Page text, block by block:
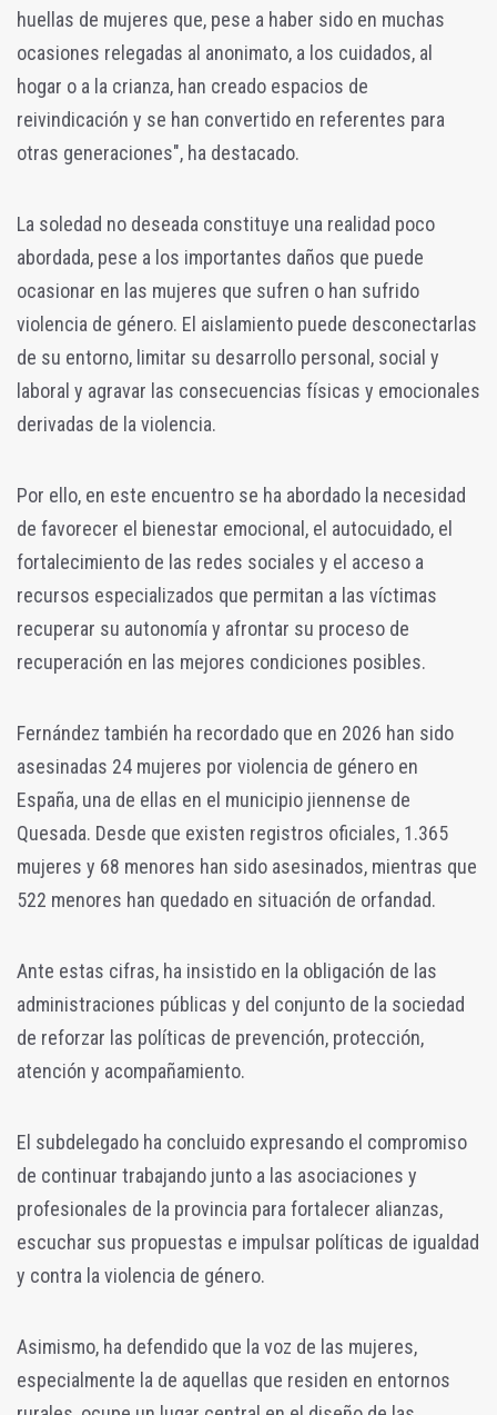
huellas de mujeres que, pese a haber sido en muchas
ocasiones relegadas al anonimato, a los cuidados, al
hogar o a la crianza, han creado espacios de
reivindicación y se han convertido en referentes para
otras generaciones", ha destacado.
La soledad no deseada constituye una realidad poco
abordada, pese a los importantes daños que puede
ocasionar en las mujeres que sufren o han sufrido
violencia de género. El aislamiento puede desconectarlas
de su entorno, limitar su desarrollo personal, social y
laboral y agravar las consecuencias físicas y emocionales
derivadas de la violencia.
Por ello, en este encuentro se ha abordado la necesidad
de favorecer el bienestar emocional, el autocuidado, el
fortalecimiento de las redes sociales y el acceso a
recursos especializados que permitan a las víctimas
recuperar su autonomía y afrontar su proceso de
recuperación en las mejores condiciones posibles.
Fernández también ha recordado que en 2026 han sido
asesinadas 24 mujeres por violencia de género en
España, una de ellas en el municipio jiennense de
Quesada. Desde que existen registros oficiales, 1.365
mujeres y 68 menores han sido asesinados, mientras que
522 menores han quedado en situación de orfandad.
Ante estas cifras, ha insistido en la obligación de las
administraciones públicas y del conjunto de la sociedad
de reforzar las políticas de prevención, protección,
atención y acompañamiento.
El subdelegado ha concluido expresando el compromiso
de continuar trabajando junto a las asociaciones y
profesionales de la provincia para fortalecer alianzas,
escuchar sus propuestas e impulsar políticas de igualdad
y contra la violencia de género.
Asimismo, ha defendido que la voz de las mujeres,
especialmente la de aquellas que residen en entornos